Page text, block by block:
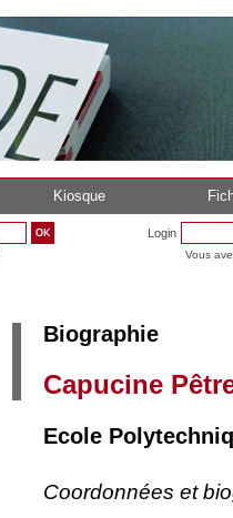
Kiosque
Login
Vous
Biographie
Capucine
Ecole
Coordonnées et